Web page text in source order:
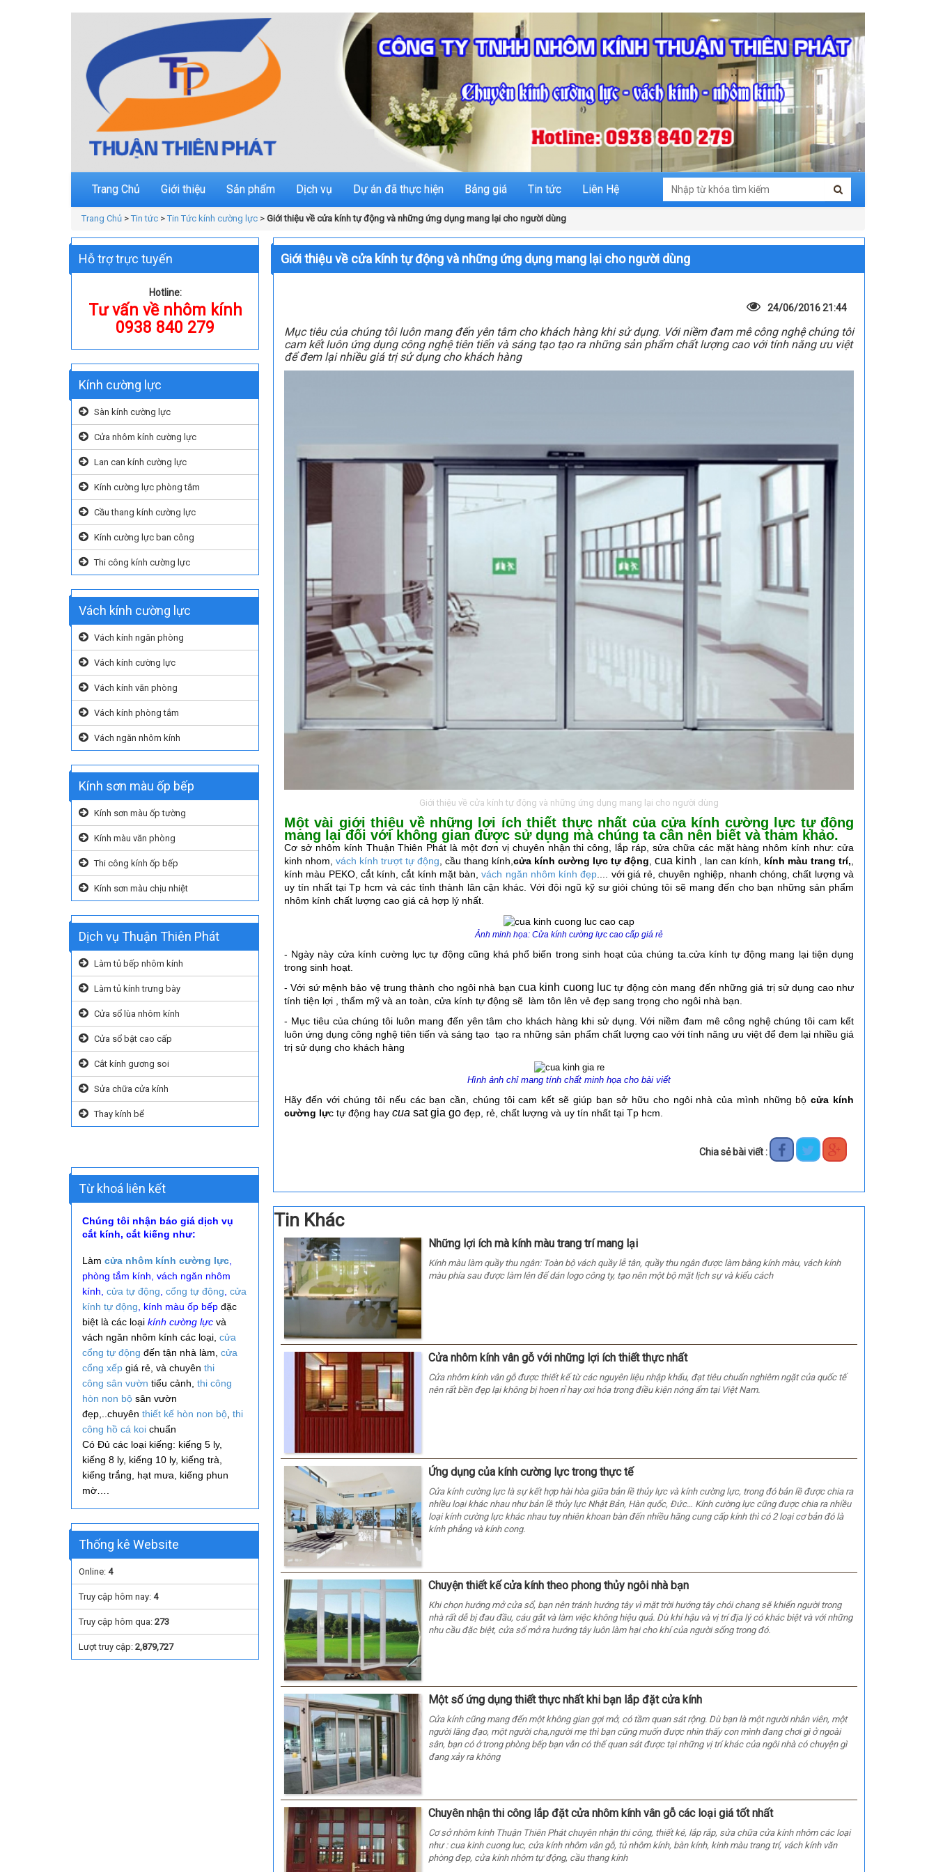
Trang Chủ Giới thiệu Sản phẩm Dịch vụ Dự án đã thực hiện Bảng giá Tin tức Liên Hệ
Trang Chủ > Tin tức > Tin Tức kính cường lực > Giới thiệu về cửa kính tự động và những ứng dụng mang lại cho người dùng
Giới thiệu về cửa kính tự động và những ứng dụng mang lại cho người dùng
24/06/2016 21:44
Mục tiêu của chúng tôi luôn mang đến yên tâm cho khách hàng khi sử dụng. Với niềm đam mê công nghệ chúng tôi
cam kết luôn ứng dụng công nghệ tiên tiến và sáng tạo tạo ra những sản phẩm chất lượng cao với tính năng ưu việt
để đem lại nhiều giá trị sử dụng cho khách hàng
Giới thiệu về cửa kính tự động và những ứng dụng mang lại cho người dùng
Một vài giới thiệu về những lợi ích thiết thực nhất của cửa kính cường lực tự động
mang lại đối với không gian được sử dụng mà chúng ta cần nên biết và tham khảo.
Cơ sở nhôm kính Thuận Thiên Phát là một đơn vị chuyên nhận thi công, lắp ráp, sửa chữa các mặt hàng nhôm kính như: cửa
kinh nhom, vách kính trượt tự động , cầu thang kính, cửa kính cường lực tự động cua kinh , lan can kính, kính màu trang trí,
kính màu PEKO, cắt kính, cắt kính mặt bàn,vách ngăn nhôm kính đẹp .... với giá rẻ, chuyên nghiệp, nhanh chóng, chất lượng và
uy tín nhất tại Tp hcm và các tỉnh thành lân cận khác. Với đội ngũ kỹ sư giỏi chúng tôi sẽ mang đến cho bạn những sản phẩm
nhôm kính chất lượng cao giá cả hợp lý nhất.
Ảnh minh họa: Cửa kính cường lực cao cấp giá rẻ
- Ngày này cửa kính cường lực tự động cũng khá phổ biến trong sinh hoạt của chúng ta.cửa kính tự động mang lại tiện dụng
trong sinh hoạt.
- Với sứ mệnh bảo vệ trung thành cho ngôi nhà bạn cua kinh cuong luc tự động còn mang đến những giá trị sử dụng cao như
tính tiện lợi , thẩm mỹ và an toàn, cửa kính tự động sẽ làm tôn lên vẻ đẹp sang trọng cho ngôi nhà bạn.
- Mục tiêu của chúng tôi luôn mang đến yên tâm cho khách hàng khi sử dụng.Với niềm đam mê công nghệ chúng tôi cam kết
luôn ứng dụng công nghệ tiên tiến và sáng tạo tạo ra những sản phẩm chất lượng cao với tính năng ưu việt để đem lại nhiều giá
trị sử dụng cho khách hàng
Hình ảnh chỉ mang tính chất minh họa cho bài viết
Hãy đến với chúng tôi nếu các bạn cần, chúng tôi cam kết sẽ giúp bạn sở hữu cho ngôi nhà của mình những bộcửa kính
cường lực tự động hay cua sat gia go đẹp, rẻ, chất lượng và uy tín nhất tại Tp hcm.
Chia sẻ bài viết :
Tin Khác
Những lợi ích mà kính màu trang trí mang lại
Kính màu làm quầy thu ngân: Toàn bộ vách quầy lễ tân, quầy thu ngân được làm bằng kính màu, vách kính
màu phía sau được làm lên để dán logo công ty, tạo nên một bộ mặt lịch sự và kiểu cách
Cửa nhôm kính vân gỗ với những lợi ích thiết thực nhất
Cửa nhôm kính vân gỗ được thiết kế từ các nguyên liệu nhập khẩu, đạt tiêu chuẩn nghiêm ngặt của quốc tế
nên rất bền đẹp lại không bị hoen rỉ hay oxi hóa trong điều kiện nóng ẩm tại Việt Nam.
Ứng dụng của kính cường lực trong thực tế
Cửa kính cường lực là sự kết hợp hài hòa giữa bản lề thủy lực và kính cường lực, trong đó bản lề được chia ra
nhiều loại khác nhau như bản lề thủy lực Nhật Bản, Hàn quốc, Đức… Kính cường lực cũng được chia ra nhiều
loại kính cường lực khác nhau tuy nhiên khoan bàn đến nhiều hãng cung cấp kính thì có 2 loại cơ bản đó là
kính phẳng và kính cong.
Chuyện thiết kế cửa kính theo phong thủy ngôi nhà bạn
Khi chọn hướng mở cửa sổ, bạn nên tránh hướng tây vì mặt trời hướng tây chói chang sẽ khiến người trong
nhà rất dễ bị đau đầu, cáu gắt và làm việc không hiệu quả. Dù khí hậu và vị trí địa lý có khác biệt và với những
nhu cầu đặc biệt, cửa sổ mở ra hướng tây luôn làm hại cho khí của người sống trong đó.
Một số ứng dụng thiết thực nhất khi bạn lắp đặt cửa kính
Cửa kính cũng mang đến một không gian gợi mở, có tầm quan sát rộng. Dù bạn là một người nhân viên, một
người lãng đạo, một người cha,người mẹ thì bạn cũng muốn được nhìn thấy con mình đang chơi gì ở ngoài
sân, bạn có ở trong phòng bếp bạn vẫn có thể quan sát được tại những vị trí khác của ngôi nhà có chuyện gì
đang xảy ra không
Chuyên nhận thi công lắp đặt cửa nhôm kính vân gỗ các loại giá tốt nhất
Cơ sở nhôm kính Thuận Thiên Phát chuyên nhận thi công, thiết ké, lắp rắp, sửa chữa cửa kính nhôm các loại
như : cua kinh cuong luc, cửa kính nhôm vân gỗ, tủ nhôm kính, bàn kính, kinh màu trang trí, vách kính văn
phòng đẹp, cửa kính nhôm tự động, cầu thang kính
Hỗ trợ trực tuyến
Hotline:
Tư vấn về nhôm kính
0938 840 279
Kính cường lực
Sàn kính cường lực
Cửa nhôm kính cường lực
Lan can kính cường lực
Kính cường lực phòng tắm
Cầu thang kính cường lực
Kính cường lực ban công
Thi công kính cường lực
Vách kính cường lực
Vách kính ngăn phòng
Vách kính cường lực
Vách kính văn phòng
Vách kính phòng tắm
Vách ngăn nhôm kính
Kính sơn màu ốp bếp
Kính sơn màu ốp tường
Kính màu văn phòng
Thi công kính ốp bếp
Kính sơn màu chịu nhiệt
Dịch vụ Thuận Thiên Phát
Làm tủ bếp nhôm kính
Làm tủ kính trưng bày
Cửa sổ lùa nhôm kính
Cửa sổ bật cao cấp
Cắt kính gương soi
Sửa chữa cửa kính
Thay kính bể
Từ khoá liên kết
Chúng tôi nhận báo giá dịch vụ
cắt kính, cắt kiếng như:
Làm cửa nhôm kính cường lực
phòng tắm kính, vách ngăn nhôm
kính, cửa tự động cổng tự động cửa
kính tự động , kính màu ốp bếp đặc
biệt là các loại kính cường lực và
vách ngăn nhôm kính các loại, cửa
cổng tự động đến tận nhà làm, cửa
cổng xếp giá rẻ, và chuyên thi
công sân vườn tiểu cảnh, thi công
hòn non bộ sân vườn
đẹp,.. chuyên thiết kế hòn non bộ thi
công hồ cá koi chuẩn
Có Đủ các loại kiếng: kiếng 5 ly,
kiếng 8 ly, kiếng 10 ly, kiếng trà,
kiếng trắng, hạt mưa, kiếng phun
mờ….
Thống kê Website
Online: 4
Truy cập hôm nay: 4
Truy cập hôm qua: 273
Lượt truy cập: 2,879,727